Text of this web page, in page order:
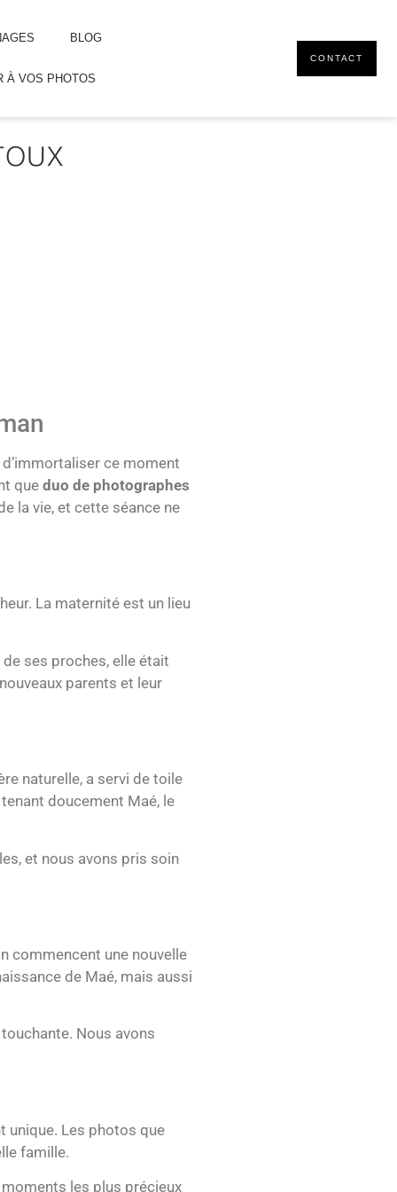
BLOG
À VOS PHOTOS
CONTACT
ce moment
queduo de photographes
la vie, et cette séance ne
La maternité est un lieu
ses proches, elle était
parents et leur
naturelle, a servi de toile
doucement Maé, le
et nous avons pris soin
commencent une nouvelle
de Maé, mais aussi
Nous avons
unique. Les photos que
famille.
les plus précieux